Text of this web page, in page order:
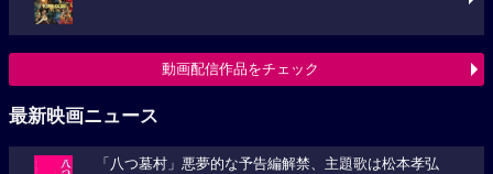
動画配信作品をチェック
最新映画ニュース
「八つ墓村」悪夢的な予告編解禁、主題歌は松本孝弘